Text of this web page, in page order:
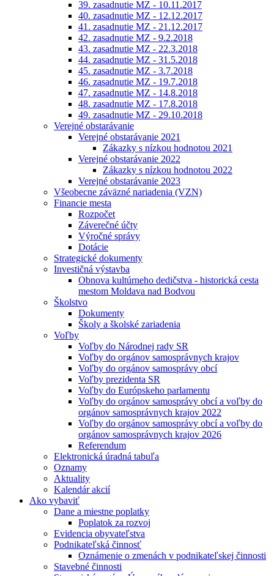
39. zasadnutie MZ - 10.11.2017
40. zasadnutie MZ - 12.12.2017
41. zasadnutie MZ - 21.12.2017
42. zasadnutie MZ - 9.2.2018
43. zasadnutie MZ - 22.3.2018
44. zasadnutie MZ - 31.5.2018
45. zasadnutie MZ - 3.7.2018
46. zasadnutie MZ - 19.7.2018
47. zasadnutie MZ - 14.8.2018
48. zasadnutie MZ - 17.8.2018
49. zasadnutie MZ - 29.10.2018
Verejné obstarávanie
Verejné obstarávanie 2021
Zákazky s nízkou hodnotou 2021
Verejné obstarávanie 2022
Zákazky s nízkou hodnotou 2022
Verejné obstarávanie 2023
Všeobecne záväzné nariadenia (VZN)
Financie mesta
Rozpočet
Záverečné účty
Výročné správy
Dotácie
Strategické dokumenty
Investičná výstavba
Obnova kultúrneho dedičstva - historická cesta
mestom Moldava nad Bodvou
Školstvo
Dokumenty
Školy a školské zariadenia
Voľby
Voľby do Národnej rady SR
Voľby do orgánov samosprávnych krajov
Voľby do orgánov samosprávy obcí
Voľby prezidenta SR
Voľby do Európskeho parlamentu
Voľby do orgánov samosprávy obcí a voľby do
orgánov samosprávnych krajov 2022
Voľby do orgánov samosprávy obcí a voľby do
orgánov samosprávnych krajov 2026
Referendum
Elektronická úradná tabuľa
Oznamy
Aktuality
Kalendár akcií
Ako vybaviť
Dane a miestne poplatky
Poplatok za rozvoj
Evidencia obyvateľstva
Podnikateľská činnosť
Oznámenie o zmenách v podnikateľskej činnosti
Stavebné činnosti